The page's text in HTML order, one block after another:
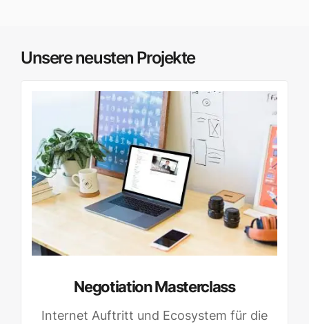
Unsere neusten Projekte
Negotiation Masterclass
Internet Auftritt und Ecosystem für die